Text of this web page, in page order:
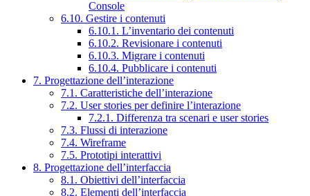
Console
6.10. Gestire i contenuti
6.10.1. L’inventario dei contenuti
6.10.2. Revisionare i contenuti
6.10.3. Migrare i contenuti
6.10.4. Pubblicare i contenuti
7. Progettazione dell’interazione
7.1. Caratteristiche dell’interazione
7.2. User stories per definire l’interazione
7.2.1. Differenza tra scenari e user stories
7.3. Flussi di interazione
7.4. Wireframe
7.5. Prototipi interattivi
8. Progettazione dell’interfaccia
8.1. Obiettivi dell’interfaccia
8.2. Elementi dell’interfaccia